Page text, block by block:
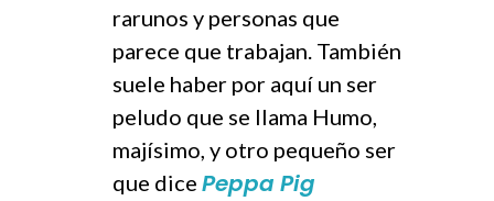
rarunos y personas que
parece que trabajan. También
suele haber por aquí un ser
peludo que se llama Humo,
majísimo, y otro pequeño ser
que dicePeppa Pig